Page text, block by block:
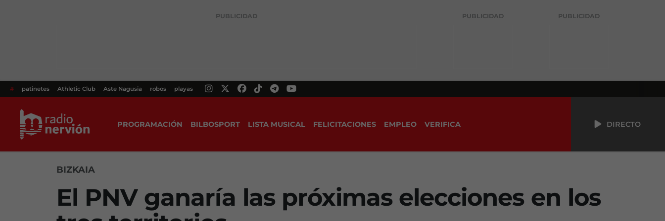
PUBLICIDAD PUBLICIDAD PUBLICIDAD
# patinetes Athletic Club Aste Nagusia robos playas
PROGRAMACIÓN BILBOSPORT LISTA MUSICAL FELICITACIONES EMPLEO VERIFICA DIRECTO
BIZKAIA
El PNV ganaría las próximas elecciones en los